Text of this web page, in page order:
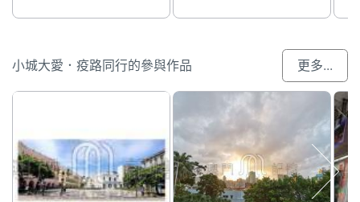
小城大愛．疫路同行的參與作品 更多...